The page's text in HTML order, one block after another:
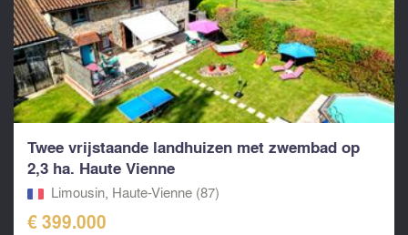
Twee vrijstaande landhuizen met zwembad op
2,3 ha. Haute Vienne
Limousin, Haute-Vienne (87)
€ 399.000